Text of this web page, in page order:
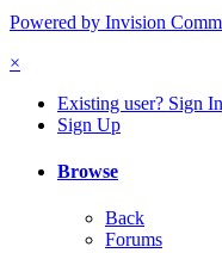
Powered by Invision
×
Existing user? Sign In
Sign Up
Browse
Back
Forums